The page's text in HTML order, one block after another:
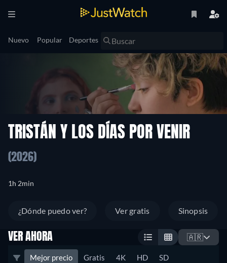
Nuevo Popular Deportes
TRISTÁN Y LOS DÍAS POR VENIR
(2026)
1h 2min
¿Dónde puedo ver? Ver gratis Sinopsis
VER AHORA 🇦🇷
Mejor precio Gratis 4K HD SD